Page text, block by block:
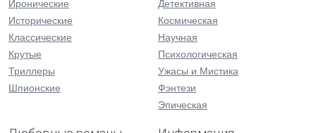
Иронические
Исторические
Классические
Крутые
Триллеры
Шпионские
Детективная
Космическая
Научная
Психологическая
Ужасы и Мистика
Фэнтези
Эпическая